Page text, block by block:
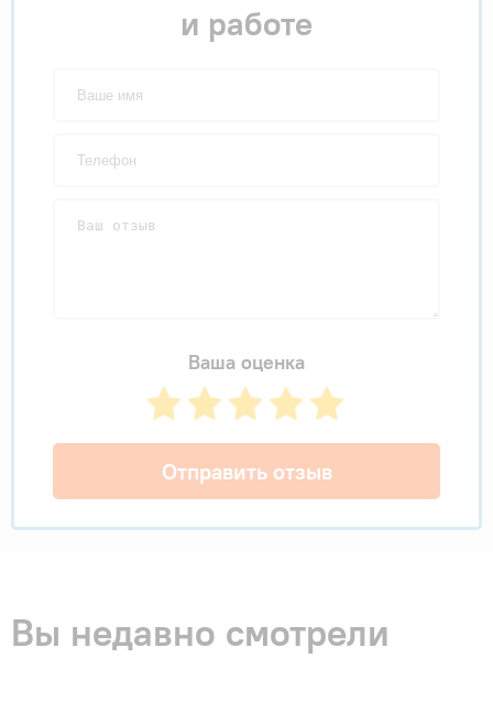
и работе
Ваша оценка
Отправить отзыв
Вы недавно смотрели